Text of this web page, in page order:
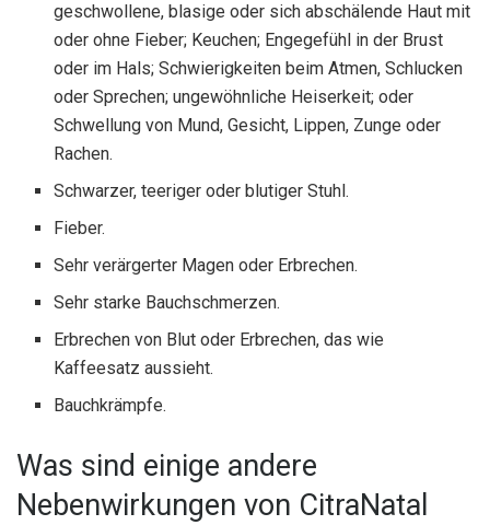
geschwollene, blasige oder sich abschälende Haut mit
oder ohne Fieber; Keuchen; Engegefühl in der Brust
oder im Hals; Schwierigkeiten beim Atmen, Schlucken
oder Sprechen; ungewöhnliche Heiserkeit; oder
Schwellung von Mund, Gesicht, Lippen, Zunge oder
Rachen.
Schwarzer, teeriger oder blutiger Stuhl.
Fieber.
Sehr verärgerter Magen oder Erbrechen.
Sehr starke Bauchschmerzen.
Erbrechen von Blut oder Erbrechen, das wie
Kaffeesatz aussieht.
Bauchkrämpfe.
Was sind einige andere
Nebenwirkungen von CitraNatal